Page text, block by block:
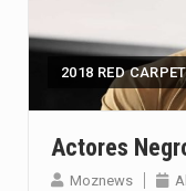
2018 RED CARPET
Actores
Moznews